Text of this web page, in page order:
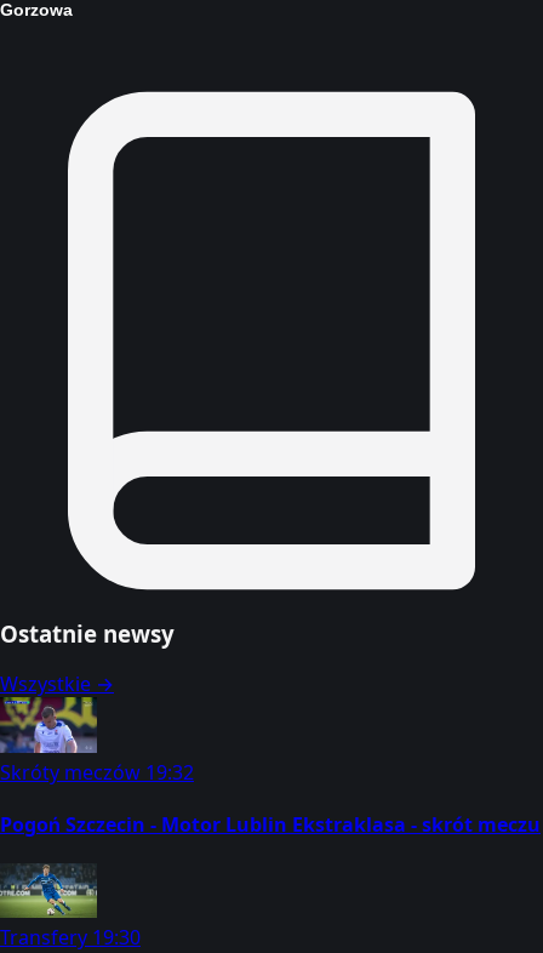
Ostatnie newsy
Wszystkie →
Skróty meczów 19:32
Pogoń Szczecin - Motor Lublin Ekstraklasa - skrót meczu
Transfery 19:30